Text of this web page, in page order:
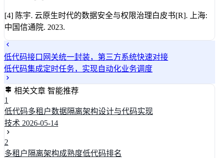
[4] 陈宇. 云原生时代的数据安全与权限治理白皮书[R]. 上海:
中国信通院. 2023.
低代码接口网关统一封装，第三方系统快速对接
低代码集成定时任务，实现自动化业务调度
相关文章 智能推荐
1
低代码多租户数据隔离架构设计与代码实现
技术 2026-05-14
2
多租户隔离架构成熟度低代码排名